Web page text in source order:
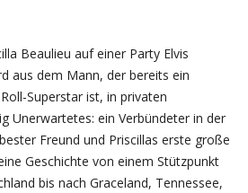
Beaulieu auf einer Party Elvis
aus dem Mann, der bereits ein
Superstar ist, in privaten
Unerwartetes: ein Verbündeter in der
Freund und Priscillas erste große
Geschichte von einem Stützpunkt
bis nach Graceland, Tennessee,